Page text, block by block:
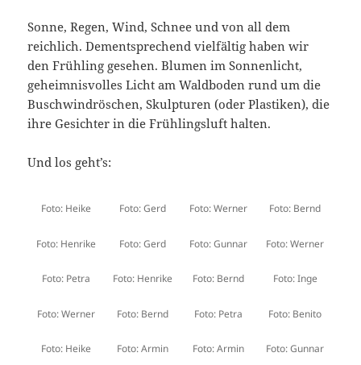
Sonne, Regen, Wind, Schnee und von all dem
reichlich. Dementsprechend vielfältig haben wir
den Frühling gesehen. Blumen im Sonnenlicht,
geheimnisvolles Licht am Waldboden rund um die
Buschwindröschen, Skulpturen (oder Plastiken), die
ihre Gesichter in die Frühlingsluft halten.
Und los geht’s:
Foto: Heike Foto: Gerd Foto: Werner Foto: Bernd
Foto: Henrike Foto: Gerd Foto: Gunnar Foto: Werner
Foto: Petra Foto: Henrike Foto: Bernd Foto: Inge
Foto: Werner Foto: Bernd Foto: Petra Foto: Benito
Foto: Heike Foto: Armin Foto: Armin Foto: Gunnar